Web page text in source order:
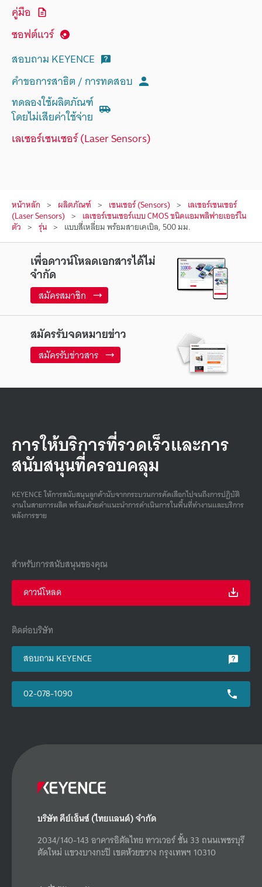
คู่มือ
ซอฟต์แวร์
สอบถาม KEYENCE
คำขอการสาธิต / การทดสอบ
ทดลองใช้ผลิตภัณฑ์
โดยไม่เสียค่าใช้จ่าย
เลเซอร์เซนเซอร์ (Laser Sensors)
หน้าหลัก ผลิตภัณฑ์ เซนเซอร์ (Sensors) เลเซอร์เซนเซอร์
(Laser Sensors) เลเซอร์เซนเซอร์แบบ CMOS ชนิดแอมพลิฟายเออร์ใน
ตัว รุ่น แบบสี่เหลี่ยม พร้อมสายเคเบิล, 500 มม.
เพื่อดาวน์โหลดเอกสารได้ไม่
จำกัด
สมัครสมาชิก
สมัครรับจดหมายข่าว
สมัครรับข่าวสาร
การให้บริการที่รวดเร็วและการ
สนับสนุนที่ครอบคลุม
KEYENCE ให้การสนับสนุนลูกค้านับจากกระบวนการคัดเลือกไปจนถึงการปฏิบัติ
งานในสายการผลิต พร้อมด้วยคําแนะนําการดําเนินการในพื้นที่ทํางานและบริการ
หลังการขาย
สำหรับการสนับสนุนของคุณ
ดาวน์โหลด
ติดต่อบริษัท
สอบถาม KEYENCE
02-078-1090
บริษัท คีย์เอ็นซ์ (ไทยแลนด์) จำกัด
2034/140-143 อาคารอิตัลไทย ทาวเวอร์ ชั้น 33 ถนนเพชรบุรี
ตัดใหม่ แขวงบางกะปิ เขตห้วยขวาง กรุงเทพฯ 10310